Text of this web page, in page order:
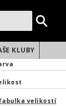
KLUBY
velikostí